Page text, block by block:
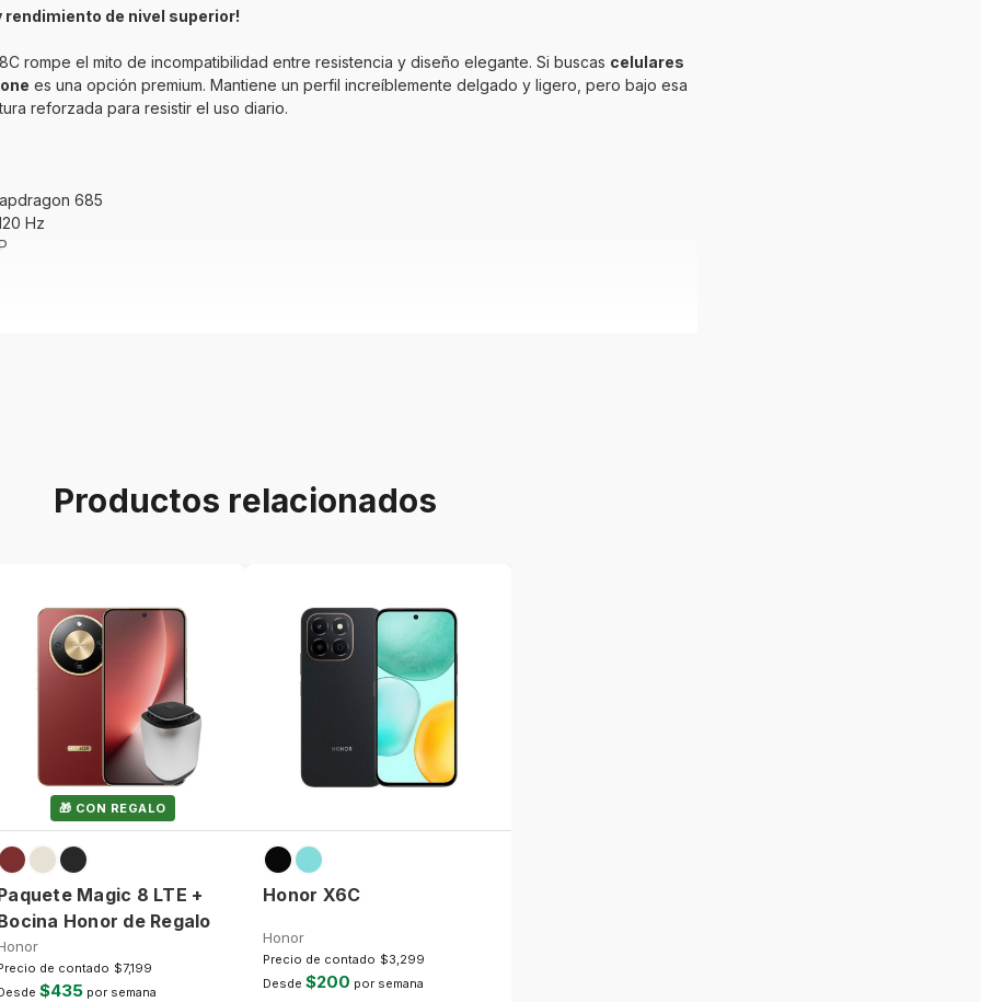
rendimiento de nivel superior!
rompe el mito de incompatibilidad entre resistencia y diseño elegante. Si buscas celulares
es una opción premium. Mantiene un perfil increíblemente delgado y ligero, pero bajo esa
reforzada para resistir el uso diario.
685
Hz
¡Compra en PayJoy en línea y llévatelo a pagos semanales!
Productos relacionados
🎁 CON REGALO
Magic 8 LTE +
Honor de Regalo
de contado $7,199
$435 por semana
Honor X6C
Honor
Precio de contado $3,299
Desde $200 por semana